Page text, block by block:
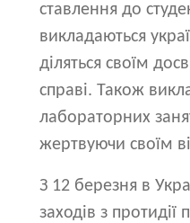
ставлення до
викладаються
діляться своїм
справі. Також
лабораторних
жертвуючи своїм
З 12 березня в
заходів з